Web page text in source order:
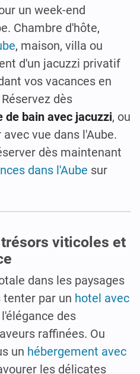
un week-end
Chambre d'hôte,
, maison, villa ou
d'un jacuzzi privatif
vos vacances en
dès
de bain avec jacuzzi, ou
vue dans l'Aube.
dès maintenant
dans l'Aube sur
viticoles et
dans les paysages
tenter par un hotel avec
des
raffinées. Ou
un hébergement avec
les délicates